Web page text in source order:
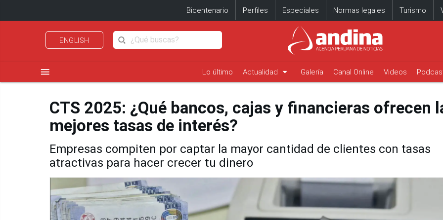
Bicentenario Perfiles Especiales Normas legales Turismo
ENGLISH
menu Lo último Actualidad arrow_drop_down Galería Canal Online Videos
CTS 2025: ¿Qué bancos, cajas y financieras ofrecen
mejores tasas de interés?
Empresas compiten por captar la mayor cantidad de clientes con tasas
atractivas para hacer crecer tu dinero